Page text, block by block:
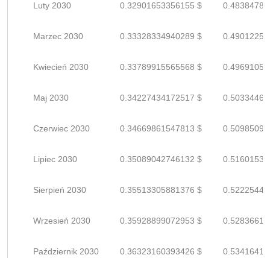
Luty 2030 0.32901653356155 $
Marzec 2030 0.33328334940289 $
Kwiecień 2030 0.33789915565568 $
Maj 2030 0.34227434172517 $
Czerwiec 2030 0.34669861547813 $
Lipiec 2030 0.35089042746132 $
Sierpień 2030 0.35513305881376 $
Wrzesień 2030 0.35928899072953 $
Październik 2030 0.36323160393426 $